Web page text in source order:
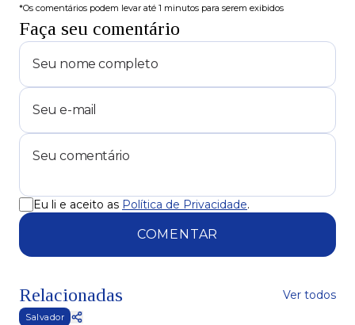
*Os comentários podem levar até 1 minutos para serem exibidos
Faça seu comentário
Eu li e aceito as Política de Privacidade.
COMENTAR
Relacionadas Ver todos
Salvador